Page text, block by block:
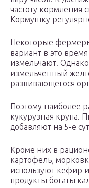
частоту кормления
Кормушку
Некоторые
вариант в это
измельчают.
измельченный
развивающегося
Поэтому наиболее
кукурузная крупа.
добавляют на 5-е
Кроме них в
картофель,
используют кефир
продукты богаты